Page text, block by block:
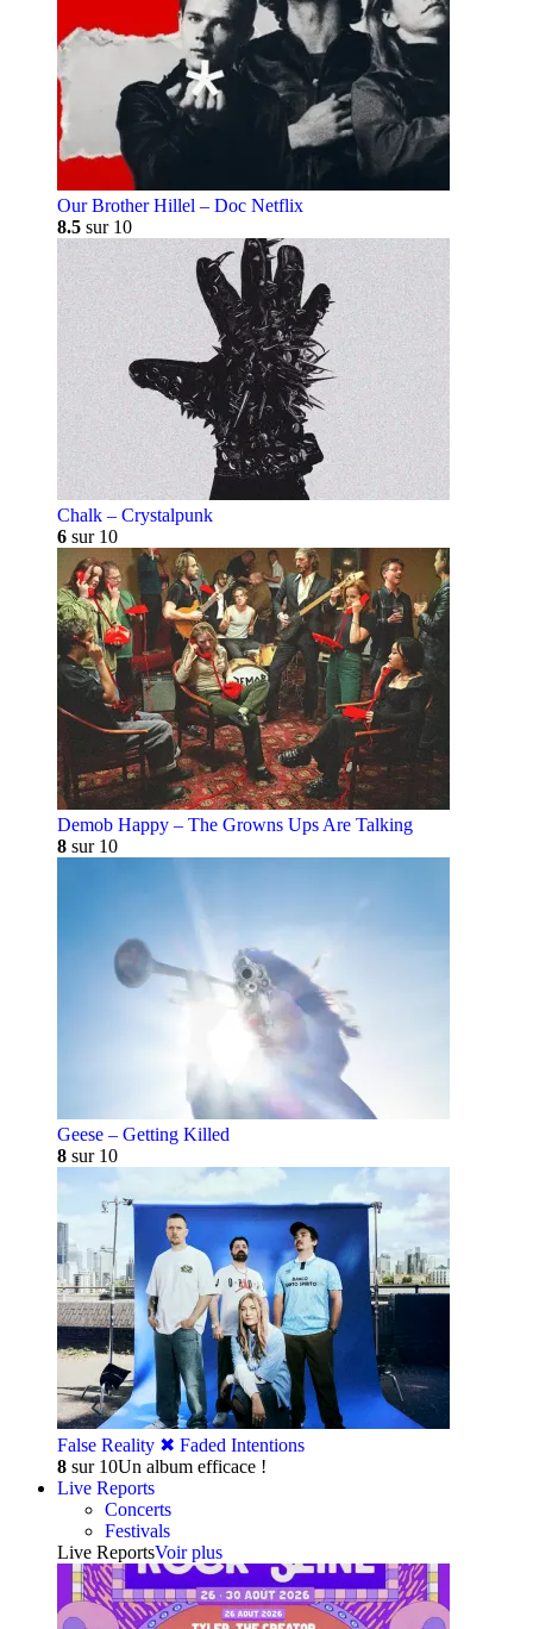
Our Brother Hillel – Doc Netflix
8.5 sur 10
Chalk – Crystalpunk
6 sur 10
Demob Happy – The Growns Ups Are Talking
8 sur 10
Geese – Getting Killed
8 sur 10
False Reality ✖︎ Faded Intentions
8 sur 10Un album efficace !
Live Reports
Concerts
Festivals
Live ReportsVoir plus